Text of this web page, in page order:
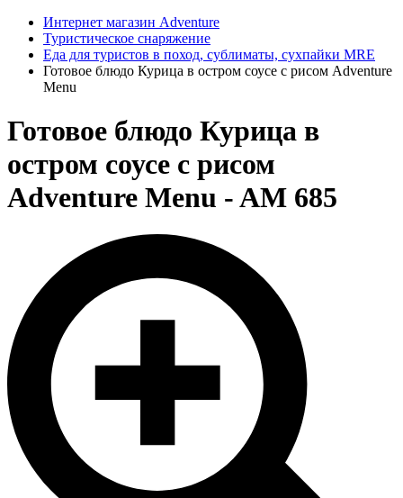
Интернет магазин Adventure
Туристическое снаряжение
Еда для туристов в поход, сублиматы, сухпайки MRE
Готовое блюдо Курица в остром соусе с рисом Adventure
Menu
Готовое блюдо Курица в
остром соусе с рисом
Adventure Menu - AM 685